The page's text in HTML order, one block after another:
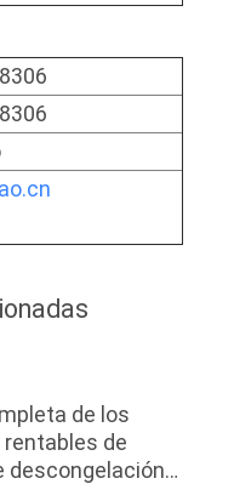
de los
de
descongelación